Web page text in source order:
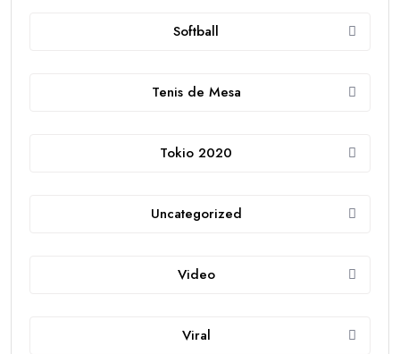
Softball
Tenis de Mesa
Tokio 2020
Uncategorized
Video
Viral